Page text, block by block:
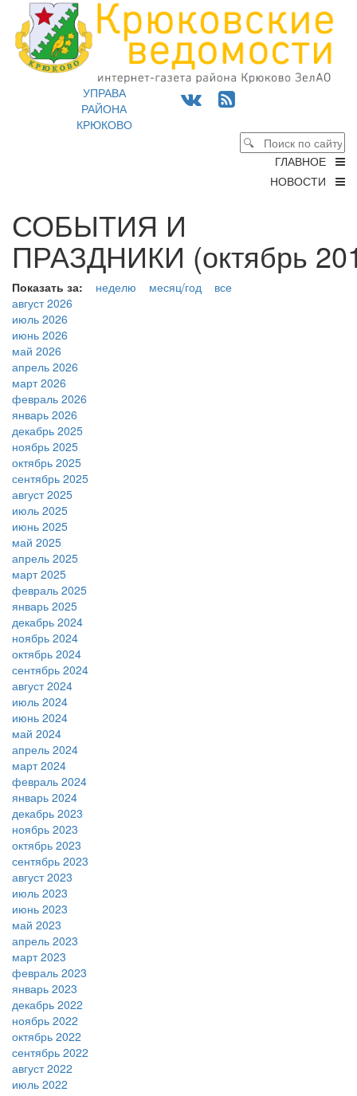
УПРАВА
РАЙОНА
КРЮКОВО
ГЛАВНОЕ
НОВОСТИ
СОБЫТИЯ И
ПРАЗДНИКИ (октябрь
Показать за: неделю месяц/год
все
август 2026
июль 2026
июнь 2026
май 2026
апрель 2026
март 2026
февраль 2026
январь 2026
декабрь 2025
ноябрь 2025
октябрь 2025
сентябрь 2025
август 2025
июль 2025
июнь 2025
май 2025
апрель 2025
март 2025
февраль 2025
январь 2025
декабрь 2024
ноябрь 2024
октябрь 2024
сентябрь 2024
август 2024
июль 2024
июнь 2024
май 2024
апрель 2024
март 2024
февраль 2024
январь 2024
декабрь 2023
ноябрь 2023
октябрь 2023
сентябрь 2023
август 2023
июль 2023
июнь 2023
май 2023
апрель 2023
март 2023
февраль 2023
январь 2023
декабрь 2022
ноябрь 2022
октябрь 2022
сентябрь 2022
август 2022
июль 2022